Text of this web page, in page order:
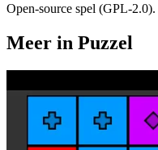
Open-source spel (GPL-2.0).
Meer in Puzzel